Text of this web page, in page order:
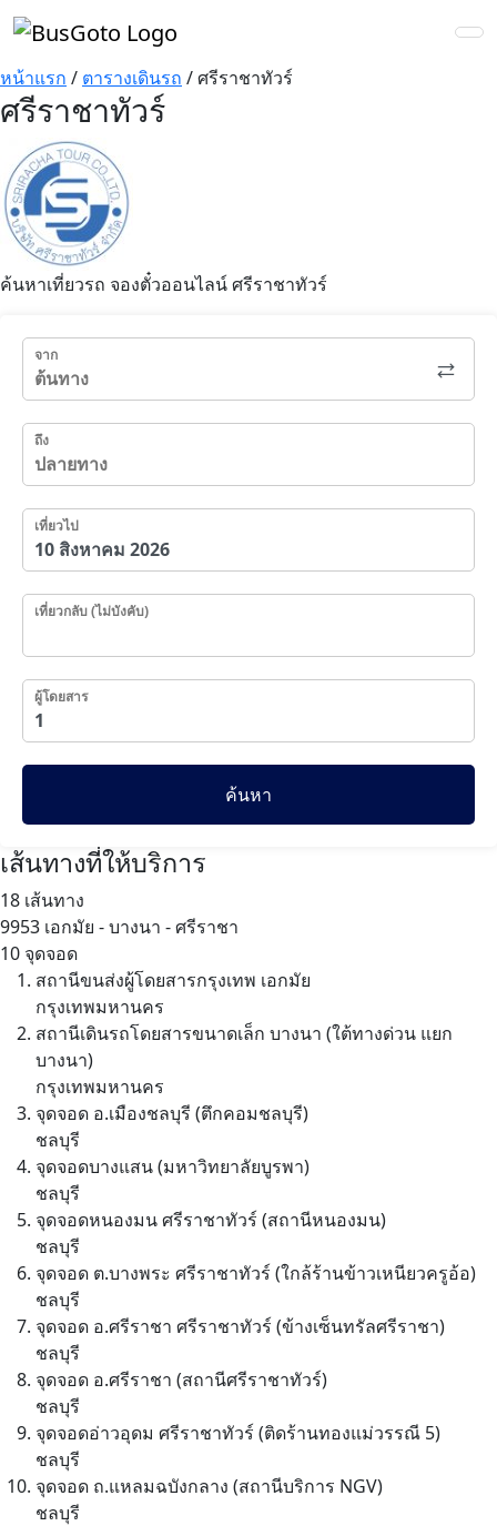
หน้าแรก / ตารางเดินรถ /ศรีราชาทัวร์
ศรีราชาทัวร์
ค้นหาเที่ยวรถ จองตั๋วออนไลน์ ศรีราชาทัวร์
จาก
ถึง
เที่ยวไป
เที่ยวกลับ (ไม่บังคับ)
ผู้โดยสาร
ค้นหา
เส้นทางที่ให้บริการ
18 เส้นทาง
9953 เอกมัย - บางนา - ศรีราชา
10 จุดจอด
สถานีขนส่งผู้โดยสารกรุงเทพ เอกมัย
กรุงเทพมหานคร
สถานีเดินรถโดยสารขนาดเล็ก บางนา (ใต้ทางด่วน แยก
บางนา)
กรุงเทพมหานคร
จุดจอด อ.เมืองชลบุรี (ตึกคอมชลบุรี)
ชลบุรี
จุดจอดบางแสน (มหาวิทยาลัยบูรพา)
ชลบุรี
จุดจอดหนองมน ศรีราชาทัวร์ (สถานีหนองมน)
ชลบุรี
จุดจอด ต.บางพระ ศรีราชาทัวร์ (ใกล้ร้านข้าวเหนียวครูอ้อ)
ชลบุรี
จุดจอด อ.ศรีราชา ศรีราชาทัวร์ (ข้างเซ็นทรัลศรีราชา)
ชลบุรี
จุดจอด อ.ศรีราชา (สถานีศรีราชาทัวร์)
ชลบุรี
จุดจอดอ่าวอุดม ศรีราชาทัวร์ (ติดร้านทองแม่วรรณี 5)
ชลบุรี
จุดจอด ถ.แหลมฉบังกลาง (สถานีบริการ NGV)
ชลบุรี